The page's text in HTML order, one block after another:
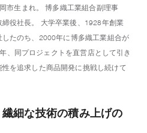
市生まれ。 博多織工業組合副理事
役社長。 大学卒業後、1928年創業
たのち、2000年に博多織工業組合が
、同プロジェクトを直営店として引き
を追求した商品開発に挑戦し続けて
繊細な技術の積み上げの